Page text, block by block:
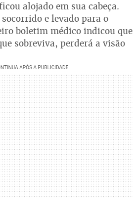
alojado em sua cabeça.
e levado para o
boletim médico indicou que
sobreviva, perderá a visão